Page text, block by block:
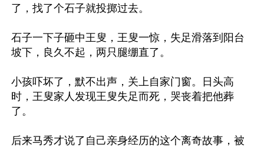
了，找了个石子就投掷过去。
石子一下子砸中王叟，王叟一惊，失足滑落到阳台
坡下，良久不起，两只腿绷直了。
小孩吓坏了，默不出声，关上自家门窗。日头高
时，王叟家人发现王叟失足而死，哭丧着把他葬
了。
后来马秀才说了自己亲身经历的这个离奇故事，被